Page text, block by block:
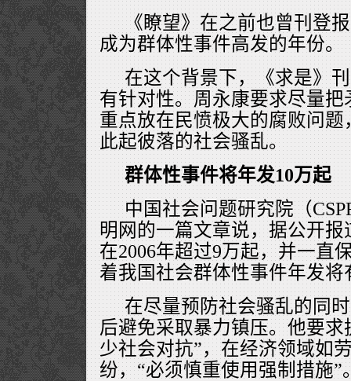
《瞭望》在之前也曾刊登
成为群体性事件高发的年份。
在这个背景下，《求是》
有针对性。周永康要求尽量
重点放在民愤极大的腐败问
此起彼落的社会骚乱。
群体性事件将年发10万起
中国社会问题研究院（
明网的一篇文章说，据公开
在2006年超过9万起，并一直
着我国社会群体性事件年发将
在尽量预防社会骚乱的同
后避免采取暴力镇压。他要
少社会对抗”，在经济领域如
纷，“必须慎重使用强制措施”